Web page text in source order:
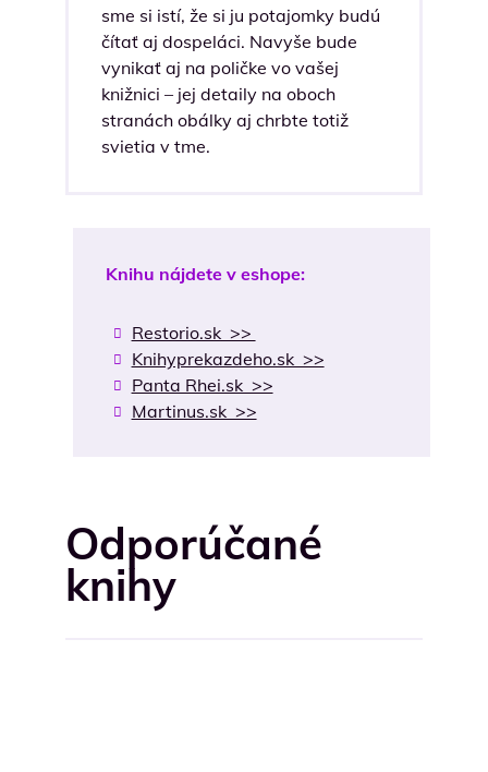
sme si istí, že si ju potajomky budú
čítať aj dospeláci. Navyše bude
vynikať aj na poličke vo vašej
knižnici – jej detaily na oboch
stranách obálky aj chrbte totiž
svietia v tme.
Knihu nájdete v eshope:
Restorio.sk >>
Knihyprekazdeho.sk >>
Panta Rhei.sk >>
Martinus.sk >>
Odporúčané
knihy